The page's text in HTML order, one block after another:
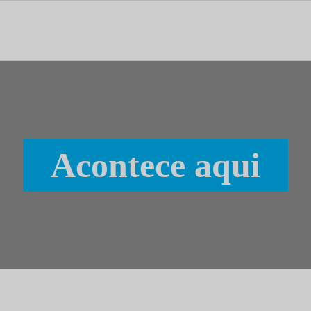
dedicado às notícias, aos media e à comunicação.
Acontece aqui